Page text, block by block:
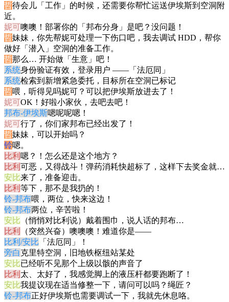
哲待会儿「工作」的时候，还需要你帮忙运送伊埃斯到空洞附
近。
妮可噢噢！部署你的「邦布分身」是吧？没问题！
哲妹妹，你先帮妮可处理一下伤口吧，我去调试 HDD，帮你
做好「潜入」空洞的准备工作。
哲那么… 开始做「生意」吧！
系统身份验证有效，登录用户 ——「法厄同」
系统检索到新增紧急委托，目标所在空洞已标记
哲喂，听得见吗妮可？可以把伊埃斯放进去了！
妮可OK！好啦小家伙，去吧去吧！
邦布-伊埃斯嗯呢呢嗯！
妮可行了，你们家邦布已经出发了！
哲妹妹，可以开始吗？
铃嗯。
比利 嗯？！怎么还是这个地方？
比利 可恶，又得战斗！弹药消耗快超标了，这样下去奖金就…
安比来了，准备迎击。
比利 等下，那不是我扔的！
铃-邦布喂，两位，快来这边！
铃-邦布两位，辛苦啦！
安比 （悄悄对比利说）戴着围巾，说人话的邦布…
比利
（突然兴奋）噢噢噢！难道你是——
比利/安比 「法厄同」！
旁白克里特空洞，旧地铁枢纽站某处
安比已经听不见那个上级以骸的声音了
比利 太、太好了，我感觉脚上的液压杆都要跑断了！
安比我提议现在适当修整一下，请问可以吗？绳匠？
铃-邦布正好伊埃斯也需要调试一下，我就先休息咯。